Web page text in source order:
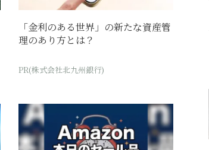
「金利のある世界」の新たな資産管
理のあり方とは？
PR(株式会社北九州銀行)